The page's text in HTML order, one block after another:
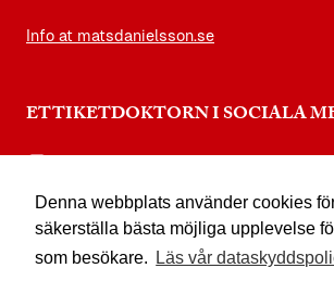
Denna webbplats använder cookies
säkerställa bästa möjliga upplevelse
som besökare.
Läs vår
Info at matsdanielsson.se
ETTIKETDOKTORN I SOCIALA
facebook.com/etikettdoktorn
youtube.com/etikettdoktorn